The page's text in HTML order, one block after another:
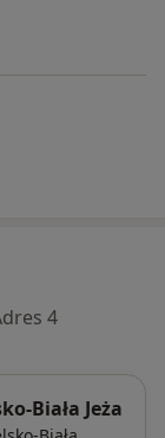
4
Biała Jeża